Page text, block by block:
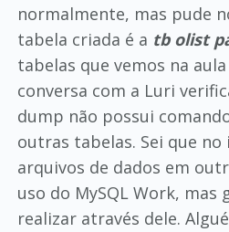
normalmente, mas pude
tabela criada é a tb olist
tabelas que vemos na
conversa com a Luri
dump não possui
outras tabelas. Sei que
arquivos de dados em
uso do MySQL Work,
realizar através dele.